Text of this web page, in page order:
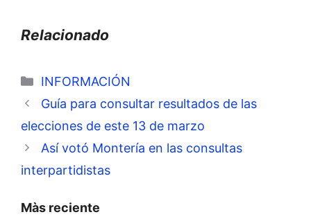
Relacionado
Categorías
INFORMACIÓN
Guía para consultar resultados de las
elecciones de este 13 de marzo
Así votó Montería en las consultas
interpartidistas
Màs reciente